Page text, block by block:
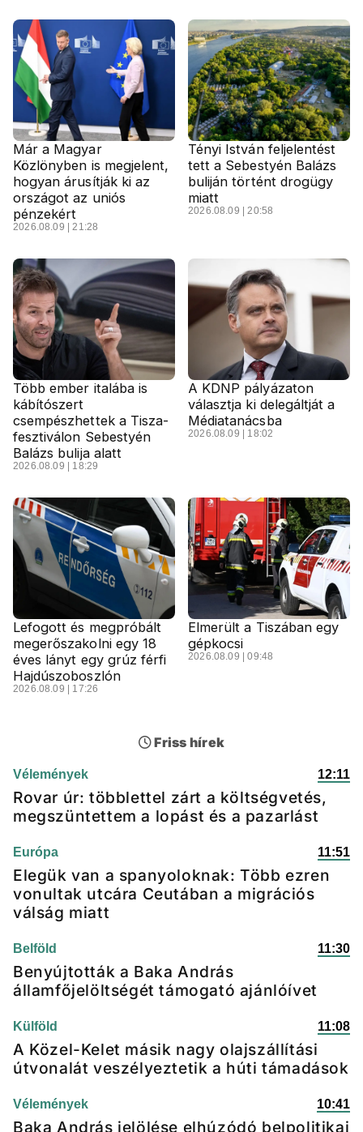
Már a Magyar
Közlönyben is megjelent,
hogyan árusítják ki az
országot az uniós
pénzekért
2026.08.09 | 21:28
Tényi István feljelentést
tett a Sebestyén Balázs
buliján történt drogügy
miatt
2026.08.09 | 20:58
Több ember italába is
kábítószert
csempészhettek a Tisza-
fesztiválon Sebestyén
Balázs bulija alatt
2026.08.09 | 18:29
A KDNP pályázaton
választja ki delegáltját a
Médiatanácsba
2026.08.09 | 18:02
Lefogott és megpróbált
megerőszakolni egy 18
éves lányt egy grúz férfi
Hajdúszoboszlón
2026.08.09 | 17:26
Elmerült a Tiszában egy
gépkocsi
2026.08.09 | 09:48
Friss hírek
Vélemények 12:11
Rovar úr: többlettel zárt a költségvetés,
megszüntettem a lopást és a pazarlást
Európa 11:51
Elegük van a spanyoloknak: Több ezren
vonultak utcára Ceutában a migrációs
válság miatt
Belföld 11:30
Benyújtották a Baka András
államfőjelöltségét támogató ajánlóívet
Külföld 11:08
A Közel-Kelet másik nagy olajszállítási
útvonalát veszélyeztetik a húti támadások
Vélemények 10:41
Baka András jelölése elhúzódó belpolitikai